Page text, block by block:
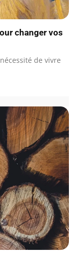
changer vos
de vivre